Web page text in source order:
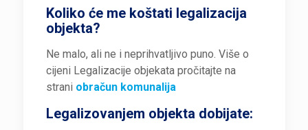
Koliko će me koštati legalizacija
objekta?
Ne malo, ali ne i neprihvatljivo puno. Više o
cijeni Legalizacije objekata pročitajte na
strani obračun komunalija
Legalizovanjem objekta dobijate: